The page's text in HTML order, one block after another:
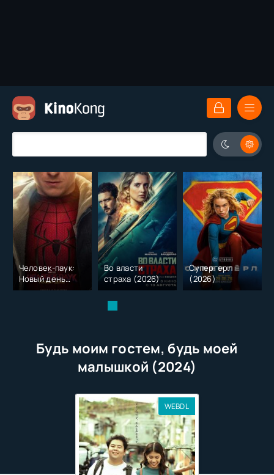
Человек-паук:
Новый день
(2026)
Во власти
страха (2026)
Супергерл
(2026)
Будь моим гостем, будь моей
малышкой (2024)
WEBDL